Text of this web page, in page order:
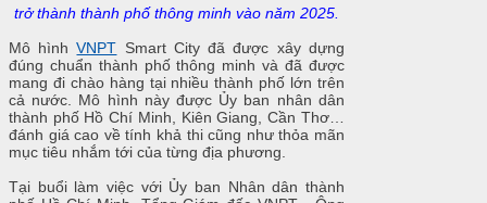
trở thành thành phố thông minh vào năm 2025.
Mô hìnhVNPT Smart City đã được xây dựng
đúng chuẩn thành phố thông minh và đã được
mang đi chào hàng tại nhiều thành phố lớn trên
cả nước. Mô hình này được Ủy ban nhân dân
thành phố Hồ Chí Minh, Kiên Giang, Cần Thơ…
đánh giá cao về tính khả thi cũng như thỏa mãn
mục tiêu nhắm tới của từng địa phương.
Tại buổi làm việc với Ủy ban Nhân dân thành